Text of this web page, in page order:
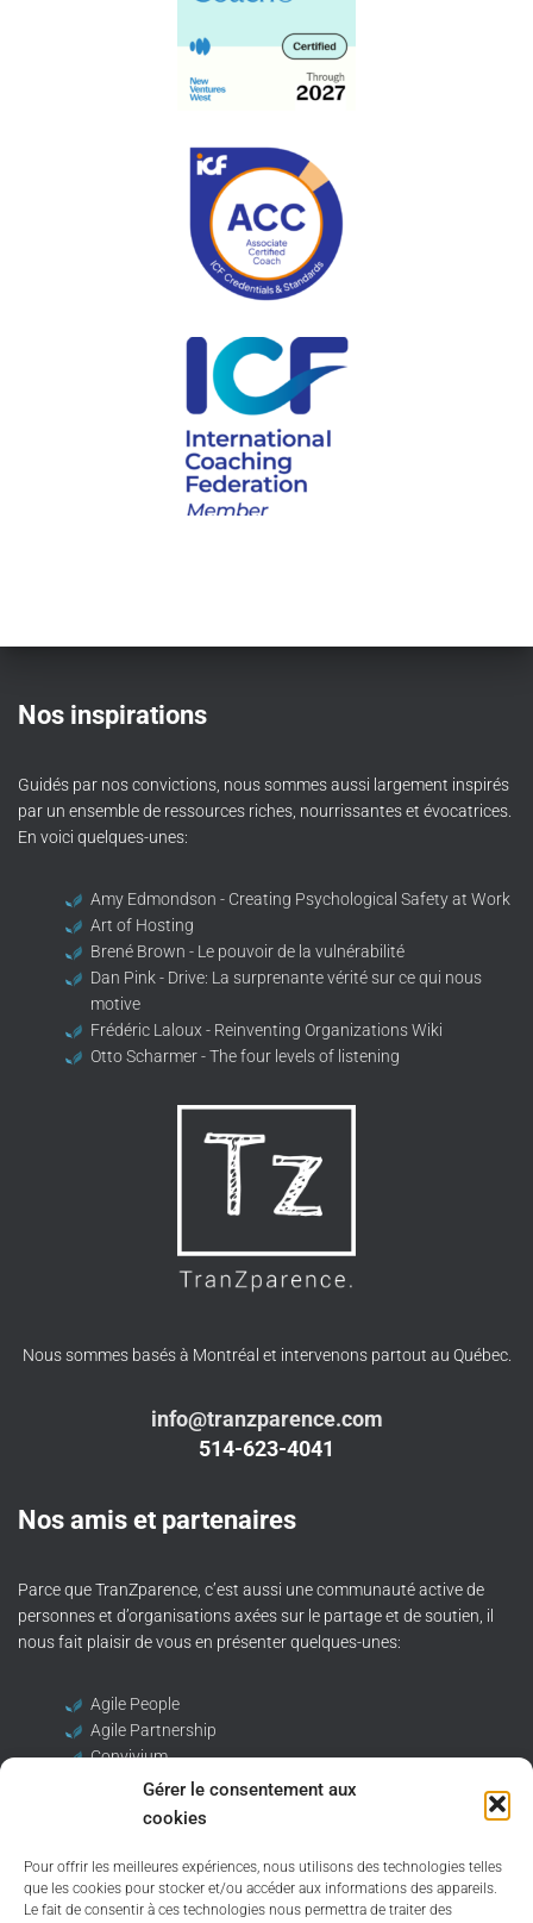
Gérer le consentement aux
cookies
Pour offrir les meilleures expériences, nous utilisons des technologies telles
que les cookies pour stocker et/ou accéder aux informations des appareils.
Le fait de consentir à ces technologies nous permettra de traiter des
Nos inspirations
Guidés par nos convictions, nous sommes aussi largement inspirés
par un ensemble de ressources riches, nourrissantes et évocatrices.
En voici quelques-unes:
Amy Edmondson - Creating Psychological Safety at Work
Art of Hosting
Brené Brown - Le pouvoir de la vulnérabilité
Dan Pink - Drive: La surprenante vérité sur ce qui nous
motive
Frédéric Laloux - Reinventing Organizations Wiki
Otto Scharmer - The four levels of listening
Nous sommes basés à Montréal et intervenons partout au Québec.
info@tranzparence.com
514-623-4041
Nos amis et partenaires
Parce que TranZparence, c’est aussi une communauté active de
personnes et d’organisations axées sur le partage et de soutien, il
nous fait plaisir de vous en présenter quelques-unes:
Agile People
Agile Partnership
Convivium
ICF
La Maison des Leaders